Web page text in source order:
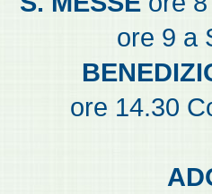
ore 9 a
ore 14.30